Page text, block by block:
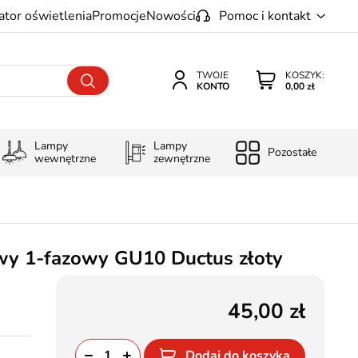
oświetleniaPromocjeNowości Pomoc i kontakt
KOSZYK:
0,00 zł
TWOJE
KONTO
Lampy
wewnętrzne
Lampy
zewnętrzne
Pozostałe
1-fazowy GU10 Ductus złoty
45,00